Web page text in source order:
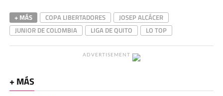
+ MÁS COPA LIBERTADORES
JOSEP ALCÁCER
JUNIOR DE COLOMBIA
LIGA DE QUITO LO TOP
ADVERTISEMENT
+ MÁS